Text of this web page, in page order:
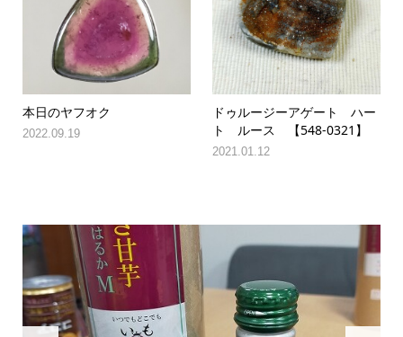
本日のヤフオク
2022.09.19
ドゥルージーアゲート ハー
ト ルース 【548-0321】
2021.01.12